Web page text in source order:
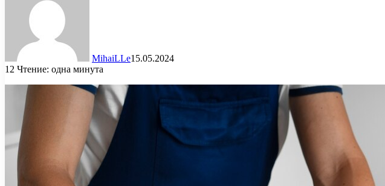
MihaiLLe15.05.2024
12 Чтение: одна минута